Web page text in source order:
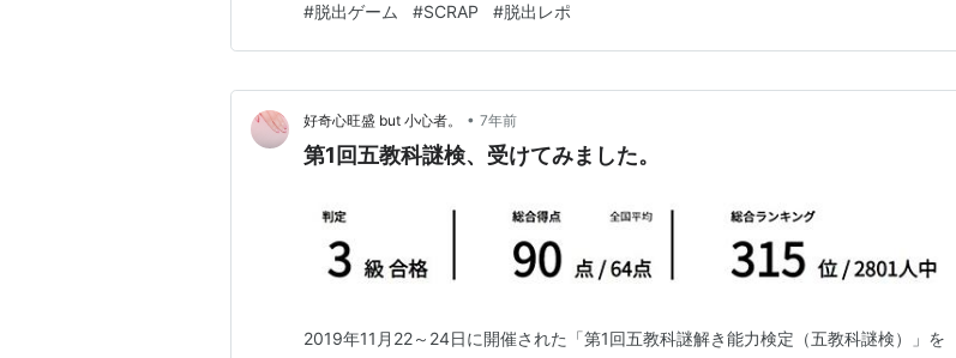
来ていたら、スタッフや出演者が全員食中毒で搬送されてしまい、代わりに自分たちで
番組を作ることに……。 そ…
#脱出ゲーム #SCRAP #脱出レポ
好奇心旺盛 but 小心者。 • 7年前
第1回五教科謎検、受けてみました。
2019年11月22～24日に開催された「第1回五教科謎解き能力検定（五教科謎検）」を